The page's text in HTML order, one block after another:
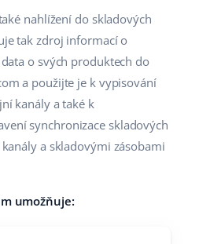
nahlížení do skladových
tak zdroj informací o
o svých produktech do
a použijte je k vypisování
kanály a také k
synchronizace skladových
a skladovými zásobami
umožňuje: